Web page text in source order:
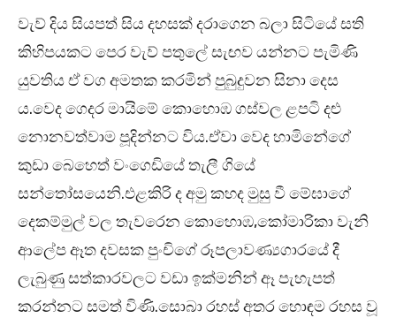
වැව් දිය සියපත් සිය දහසක් දරාගෙන බලා සිටියේ සති
කිහිපයකට පෙර වැව් පතුලේ සැඟව යන්නට පැමිණි
යුවතිය ඒ වග අමතක කරමින් පුබුදුවන සිනා දෙස
ය.වෙද ගෙදර මායිමේ කොහොඹ ගස්වල ළපටි දළු
නොනවත්වාම පූදින්නට විය.ඒවා වෙද හාමිනේගේ
කුඩා බෙහෙත් වංගෙඩියේ තැලී ගියේ
සන්තෝසයෙනි.එළකිරි ද අමු කහද මුසු වී මේඝාගේ
දෙකම්මුල් වල තැවරෙන කොහොඹ,කෝමාරිකා වැනි
ආලේප ඈත දවසක පුංචිගේ රූපලාවණ්‍යගාරයේ දී
ලැබුණු සත්කාරවලට වඩා ඉක්මනින් ඈ පැහැපත්
කරන්නට සමත් විණි.සොබා රහස් අතර හොඳම රහස වූ